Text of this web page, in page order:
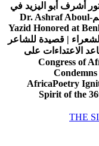
أشرف أبو اليزيد في
Dr. Ashraf Aboul-
Yazid Honored at
| قصيدة للشاعر
الاعتداءات على
Congress of
AfricaPoetry
Spirit of the